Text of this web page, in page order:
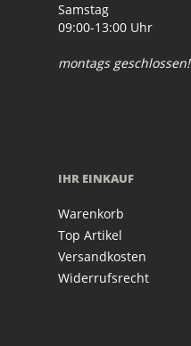
Samstag
09:00-13:00 Uhr
montags geschlossen!
IHR EINKAUF
Warenkorb
Top Artikel
Versandkosten
Widerrufsrecht